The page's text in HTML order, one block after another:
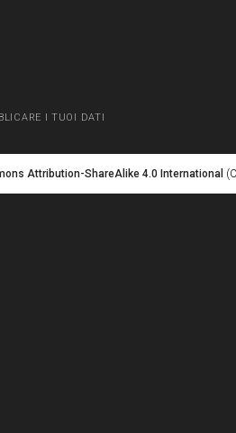
I TUOI DATI
Attribution-ShareAlike 4.0 International